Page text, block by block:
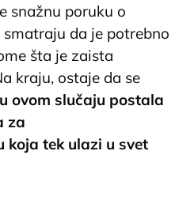
snažnu poruku o
da je potrebno
šta je zaista
kraju, ostaje da se
ovom slučaju postala
za
koja tek ulazi u svet